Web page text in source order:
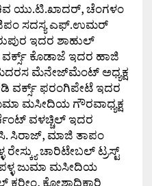
ಯು.ಟಿ.ಖಾದರ್, ಚೆಂಗಳಂ
ಜಿಪಂ ಸದಸ್ಯ ಎಫ್.ಉಮರ್
ಇದರ ಶಾಹುಲ್
ಕೊಡಾಜೆ ಇದರ ಹಾಜಿ
ಮದರಸ ಮೆನೇಜ್‌ಮೆಂಟ್ ಅಧ್ಯಕ್ಷ
ವರ್ಕ್ಸ್ ಫರಂಗಿಪೇಟೆ ಇದರ
ಮಸೀದಿಯ ಗೌರವಾಧ್ಯಕ್ಷ
ವಳಚ್ಚಿಲ್ ಇದರ
ಸಿರಾಜ್, ಮಾಜಿ ತಾಪಂ
ಚಾರಿಟೇಬಲ್ ಟ್ರಸ್ಟ್
ಜುಮಾ ಮಸೀದಿಯ
ಕರೀಂ, ಕೋಶಾಧಿಕಾರಿ